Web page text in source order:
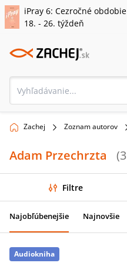
iPray 6: Cezročné obdobie
18. - 26. týždeň
Zachej Zoznam autorov
Adam Przechrzta (3
Filtre
Najobľúbenejšie Najnovšie
Audiokniha